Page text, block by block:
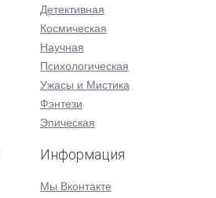
Детективная
Космическая
Научная
Психологическая
Ужасы и Мистика
Фэнтези
Эпическая
Информация
Мы Вконтакте